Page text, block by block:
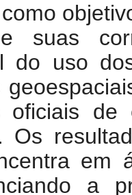
suas
do uso
oficiais de
Os
em
a